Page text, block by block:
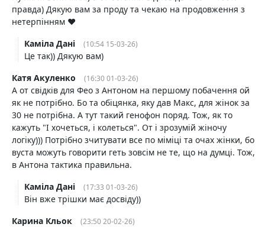
правда) Дякую вам за проду та чекаю на продовження з
нетерпінням ♥️
Каміла Дані
(10:54 15-03-26)
Це так)) Дякую вам)
Катя Акуленко
(16:30 01-03-26)
А от свідків для Фео з Антоном на першому побачення ой
як не потрібно. Бо та обіцянка, яку дав Макс, для жінок за
30 не потрібна. А тут такий генофон поряд. Тож, як то
кажуть "І хочеться, і колеться". От і зрозумій жіночу
логіку))) Потрібно зчитувати все по міміці та очах жінки, бо
вуста можуть говорити геть зовсім не те, що на думці. Тож,
в Антона тактика правильна.
Каміла Дані
(17:33 01-03-26)
Він вже трішки має досвіду))
Карина Кльок
(23:50 20-02-26)